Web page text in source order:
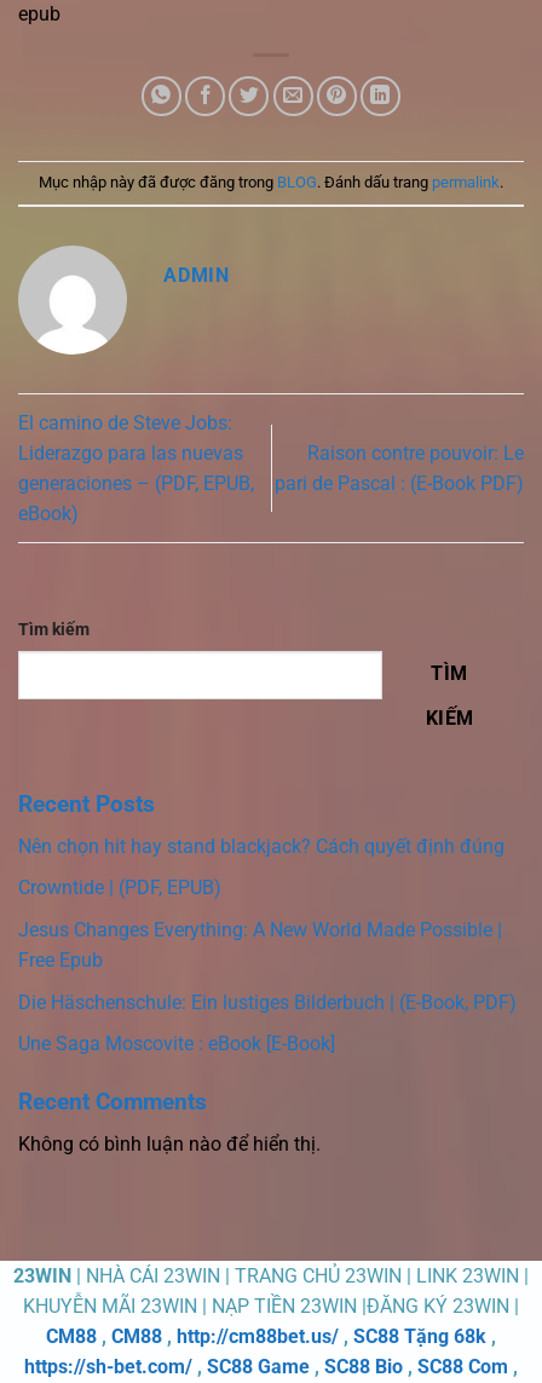
epub
Mục nhập này đã được đăng trong BLOG. Đánh dấu trang permalink.
ADMIN
El camino de Steve Jobs:
Liderazgo para las nuevas
generaciones – (PDF, EPUB,
eBook)
Raison contre pouvoir: Le
pari de Pascal : (E-Book PDF)
Tìm kiếm
TÌM
KIẾM
Recent Posts
Nên chọn hit hay stand blackjack? Cách quyết định đúng
Crowntide | (PDF, EPUB)
Jesus Changes Everything: A New World Made Possible |
Free Epub
Die Häschenschule: Ein lustiges Bilderbuch | (E-Book, PDF)
Une Saga Moscovite : eBook [E-Book]
Recent Comments
Không có bình luận nào để hiển thị.
23WIN | NHÀ CÁI 23WIN | TRANG CHỦ 23WIN | LINK 23WIN |
KHUYỄN MÃI 23WIN | NẠP TIỀN 23WIN |ĐĂNG KÝ 23WIN |
CM88 , CM88 , http://cm88bet.us/ , SC88 Tặng 68k ,
https://sh-bet.com/ , SC88 Game , SC88 Bio , SC88 Com ,